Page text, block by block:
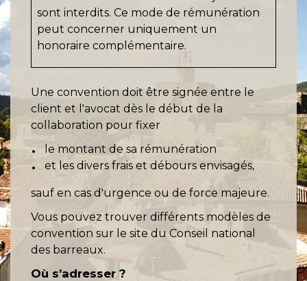
sont interdits. Ce mode de rémunération
peut concerner uniquement un
honoraire complémentaire.
Une convention doit être signée entre le
client et l'avocat dès le début de la
collaboration pour fixer
le montant de sa rémunération
et les divers frais et débours envisagés,
sauf en cas d'urgence ou de force majeure.
Vous pouvez trouver différents modèles de
convention sur le site du Conseil national
des barreaux.
Où s’adresser ?